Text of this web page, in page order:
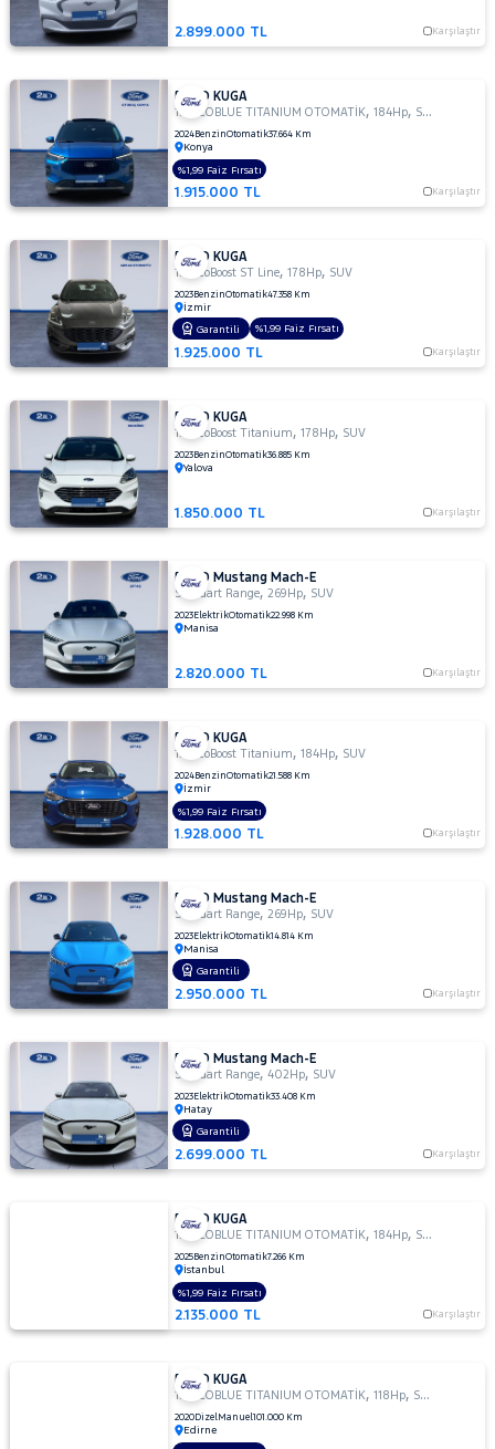
2.899.000 TL Karşılaştır
FORD KUGA
1.5 ECOBLUE TITANIUM OTOMATİK,184Hp, SUV
2024BenzinOtomatik37.664 Km
Konya
1.915.000 TL Karşılaştır
%1,99 Faiz Fırsatı
FORD KUGA
1.5 EcoBoost ST Line,178Hp, SUV
2023BenzinOtomatik47.358 Km
İzmir
1.925.000 TL Karşılaştır
Garantili %1,99 Faiz Fırsatı
FORD KUGA
1.5 EcoBoost Titanium,178Hp, SUV
2023BenzinOtomatik36.885 Km
Yalova
1.850.000 TL Karşılaştır
FORD Mustang Mach-E
Standart Range,269Hp, SUV
2023ElektrikOtomatik22.998 Km
Manisa
2.820.000 TL Karşılaştır
FORD KUGA
1.5 EcoBoost Titanium,184Hp, SUV
2024BenzinOtomatik21.588 Km
İzmir
1.928.000 TL Karşılaştır
%1,99 Faiz Fırsatı
FORD Mustang Mach-E
Standart Range,269Hp, SUV
2023ElektrikOtomatik14.814 Km
Manisa
2.950.000 TL Karşılaştır
Garantili
FORD Mustang Mach-E
Standart Range,402Hp, SUV
2023ElektrikOtomatik33.408 Km
Hatay
2.699.000 TL Karşılaştır
Garantili
FORD KUGA
1.5 ECOBLUE TITANIUM OTOMATİK,184Hp, SUV
2025BenzinOtomatik7.266 Km
İstanbul
2.135.000 TL Karşılaştır
%1,99 Faiz Fırsatı
FORD KUGA
1.5 ECOBLUE TITANIUM OTOMATİK,118Hp, SUV
2020DizelManuel101.000 Km
Edirne